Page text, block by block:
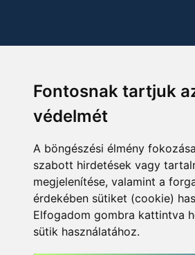
Fontosnak tartjuk
védelmét
A böngészési élmény
szabott hirdetések vagy
megjelenítése, valamint a
érdekében sütiket (cookie)
Elfogadom gombra kattintva
sütik használatához.